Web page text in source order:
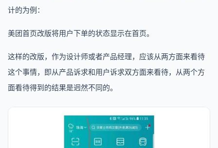
计的为例：
美团首页改版将用户下单的状态显示在首页。
这样的改版，作为设计师或者产品经理，应该从两方面来看待
这个事情，即从产品诉求和用户诉求双方面来看待，从两个方
面看待得到的结果是迥然不同的。